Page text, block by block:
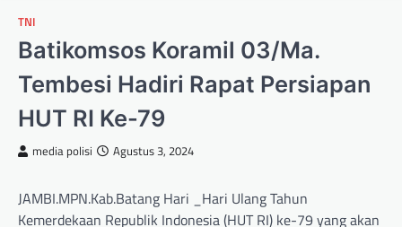
TNI
Batikomsos Koramil 03/Ma.
Tembesi Hadiri Rapat Persiapan
HUT RI Ke-79
media polisi Agustus 3, 2024
JAMBI.MPN.Kab.Batang Hari _Hari Ulang Tahun
Kemerdekaan Republik Indonesia (HUT RI) ke-79 yang akan